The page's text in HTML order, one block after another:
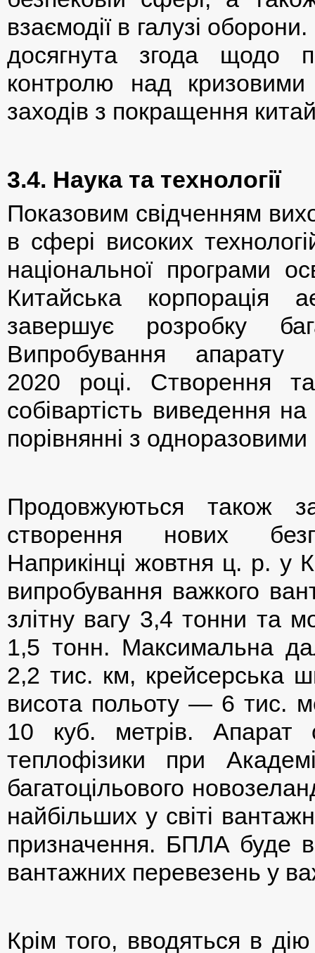
взаємодії в галузі
досягнута згода щодо
контролю над кризовими
заходів з покращення
3.4. Наука та технології
Показовим свідченням
в сфері високих
національної програми
Китайська корпорація
завершує розробку
Випробування
2020 році. Створення
собівартість виведення
порівнянні з
Продовжуються також
створення нових
Наприкінці жовтня ц. р. у
випробування важкого
злітну вагу 3,4 тонни та
1,5 тонн. Максимальна
2,2 тис. км, крейсерська
висота польоту — 6 тис.
10 куб. метрів. Апарат
теплофізики при
багатоцільового
найбільших у світі
призначення. БПЛА буде
вантажних перевезень у
Крім того, вводяться в